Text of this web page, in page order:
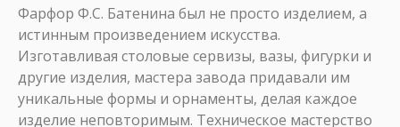
Фарфор Ф.С. Батенина был не просто изделием, а
истинным произведением искусства.
Изготавливая столовые сервизы, вазы, фигурки и
другие изделия, мастера завода придавали им
уникальные формы и орнаменты, делая каждое
изделие неповторимым. Техническое мастерство